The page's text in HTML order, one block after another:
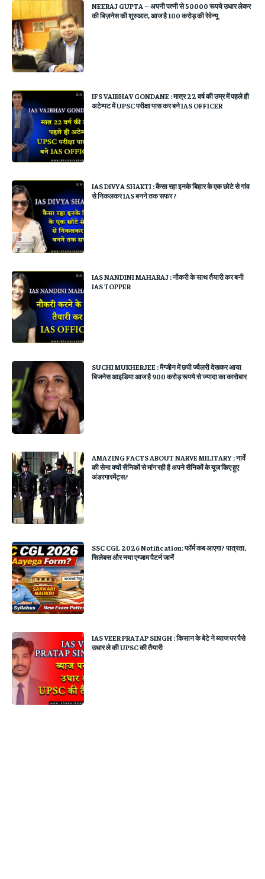
NEERAJ GUPTA – अपनी पत्नी से 50000 रूपये उधार लेकर
की बिज़नेस की शुरुआत, आज है 100 करोड़ की रेवेन्यू
IFS VAIBHAV GONDANE : मात्र 22 वर्ष की उम्र में पहले ही
अटेम्पट में UPSC परीक्षा पास कर बने IAS OFFICER
IAS DIVYA SHAKTI : कैसा रहा इनके बिहार के एक छोटे से गांव
से निकलकर IAS बनने तक सफर ?
IAS NANDINI MAHARAJ : नौकरी के साथ तैयारी कर बनी
IAS TOPPER
SUCHI MUKHERJEE : मैग्जीन में छपी ज्वैलरी देखकर आया
बिजनेस आइडिया आज है 900 करोड़ रूपये से ज्यादा का कारोबार
AMAZING FACTS ABOUT NARVE MILITARY : नार्वे
की सेना क्यों सैनिकों से मांग रही है अपने सैनिकों के यूज किए हुए
अंडरगारमेंट्स?
SSC CGL 2026 Notification: फॉर्म कब आएगा? पात्रता,
सिलेबस और नया एग्जाम पैटर्न जानें
IAS VEER PRATAP SINGH : किसान के बेटे ने ब्याज पर पैसे
उधार ले की UPSC की तैयारी